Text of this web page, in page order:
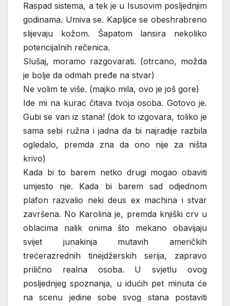
Raspad sistema, a tek je u Isusovim posljednjim
godinama. Umiva se. Kapljice se obeshrabreno
slijevaju kožom. Šapatom lansira nekoliko
potencijalnih rečenica.
Slušaj, moramo razgovarati. (otrcano, možda
je bolje da odmah pređe na stvar)
Ne volim te više. (majko mila, ovo je još gore)
Ide mi na kurac čitava tvoja osoba. Gotovo je.
Gubi se van iz stana! (dok to izgovara, toliko je
sama sebi ružna i jadna da bi najradije razbila
ogledalo, premda zna da ono nije za ništa
krivo)
Kada bi to barem netko drugi mogao obaviti
umjesto nje. Kada bi barem sad odjednom
plafon razvalio neki deus ex machina i stvar
završena. No Karolina je, premda knjiški crv u
oblacima nalik onima što mekano obavijaju
svijet junakinja mutavih američkih
trećerazrednih tinejdžerskih serija, zapravo
prilično realna osoba. U svjetlu ovog
posljednjeg spoznanja, u idućih pet minuta će
na scenu jedine sobe svog stana postaviti